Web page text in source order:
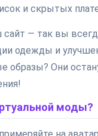
и скрытых
сайт — так вы
одежды и
образы? Они
моды?